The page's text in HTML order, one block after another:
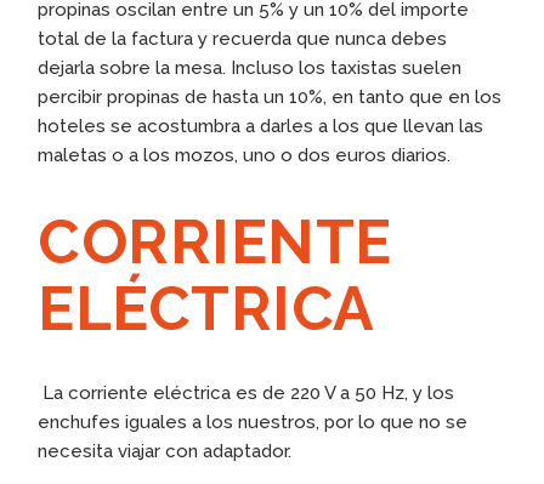
propinas oscilan entre un 5% y un 10% del importe
total de la factura y recuerda que nunca debes
dejarla sobre la mesa. Incluso los taxistas suelen
percibir propinas de hasta un 10%, en tanto que en los
hoteles se acostumbra a darles a los que llevan las
maletas o a los mozos, uno o dos euros diarios.
CORRIENTE
ELÉCTRICA
La corriente eléctrica es de 220 V a 50 Hz, y los
enchufes iguales a los nuestros, por lo que no se
necesita viajar con adaptador.